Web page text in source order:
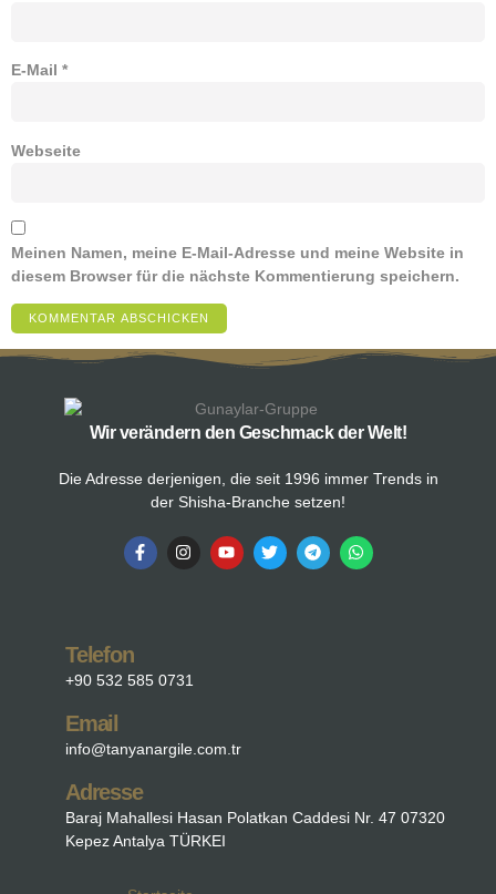
E-Mail *
Webseite
Meinen Namen, meine E-Mail-Adresse und meine Website in
diesem Browser für die nächste Kommentierung speichern.
Wir verändern den Geschmack der Welt!
Die Adresse derjenigen, die seit 1996 immer Trends in
der Shisha-Branche setzen!
Telefon
+90 532 585 0731
Email
info@tanyanargile.com.tr
Adresse
Baraj Mahallesi Hasan Polatkan Caddesi Nr. 47 07320
Kepez Antalya TÜRKEI